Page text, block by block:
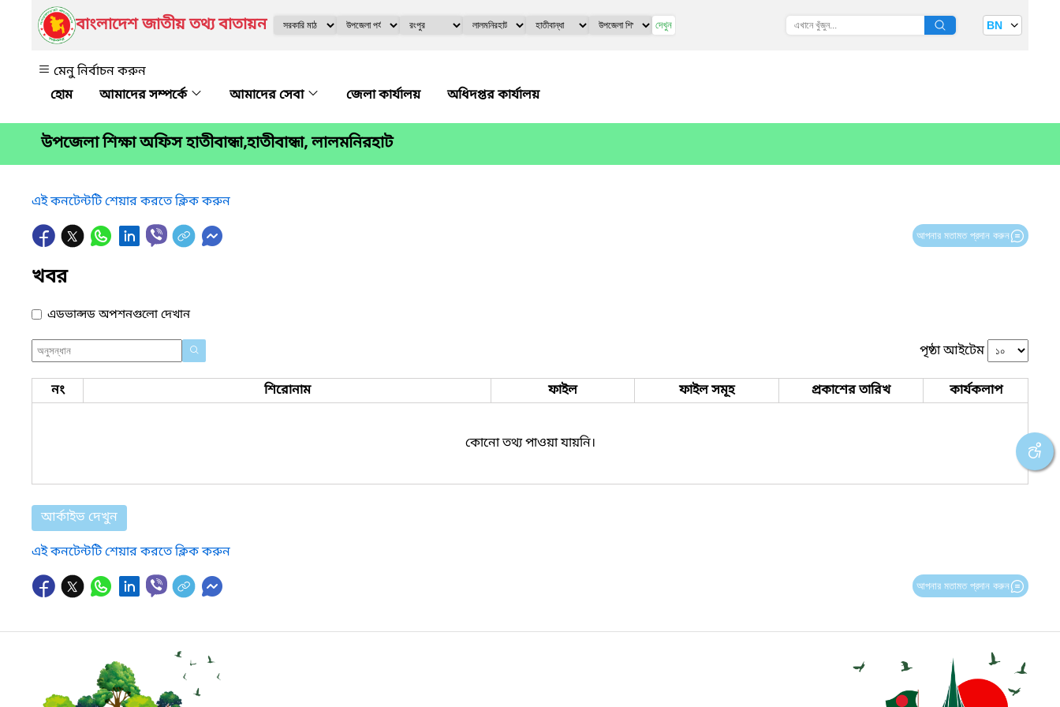
বাংলাদেশ জাতীয় তথ্য বাতায়ন দেখুন BN
মেনু নির্বাচন করুন
আমাদের সম্পর্কে
আমাদের সেবা জেলা কার্যালয় অধিদপ্তর কার্যালয়
উপজেলা শিক্ষা অফিস হাতীবান্ধা,হাতীবান্ধা, লালমনিরহাট
এই কনটেন্টটি শেয়ার করতে ক্লিক করুন
আপনার মতামত প্রদান করুন
খবর
এডভান্সড অপশনগুলো দেখান
পৃষ্ঠা আইটেম
নং শিরোনাম ফাইল ফাইল সমূহ প্রকাশের তারিখ কার্যকলাপ
কোনো তথ্য পাওয়া যায়নি।
আর্কাইভ দেখুন
এই কনটেন্টটি শেয়ার করতে ক্লিক করুন
আপনার মতামত প্রদান করুন